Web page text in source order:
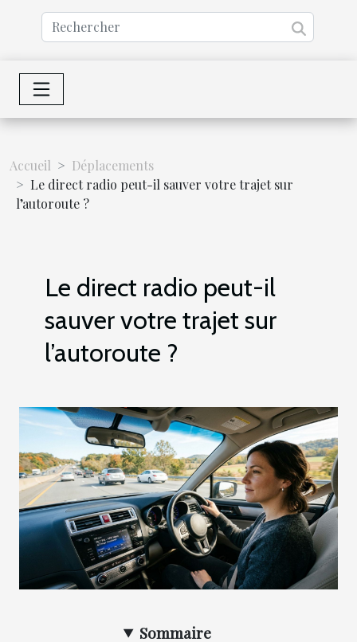
Accueil
Déplacements
Le direct radio peut-il sauver votre trajet sur
l’autoroute ?
Le direct radio peut-il
sauver votre trajet sur
l’autoroute ?
Sommaire